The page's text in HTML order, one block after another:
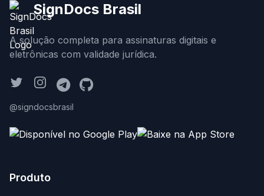
SignDocs Brasil
A solução completa para assinaturas digitais e
eletrônicas com validade jurídica.
@signdocsbrasil
Produto